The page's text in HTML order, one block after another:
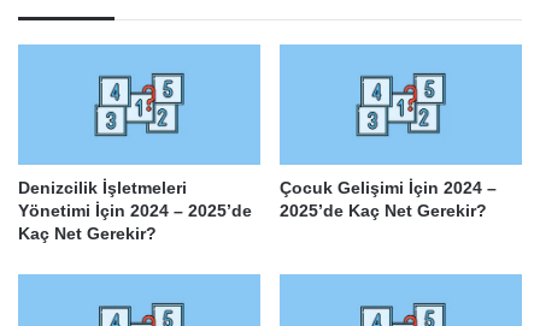
Denizcilik İşletmeleri
Yönetimi İçin 2024 – 2025’de
Kaç Net Gerekir?
Çocuk Gelişimi İçin 2024 –
2025’de Kaç Net Gerekir?